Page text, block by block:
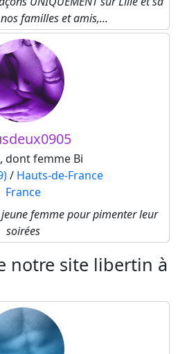
familles et amis,...
dont femme Bi
/ Hauts-de-France
France
jeune femme pour pimenter leur
soirées
notre site libertin à